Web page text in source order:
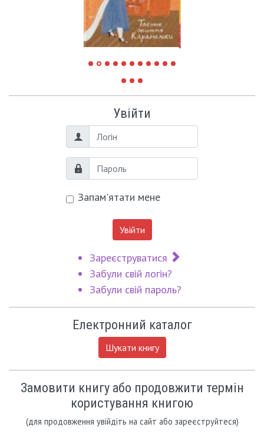
Увійти
Логін
Пароль
Запам'ятати мене
Увійти
Зареєструватися
Забули свій логін?
Забули свій пароль?
Електронний каталог
Шукати книгу
Замовити книгу або продовжити термін
користування книгою
(для продовження увійдіть на сайт або зареєструйтеся)